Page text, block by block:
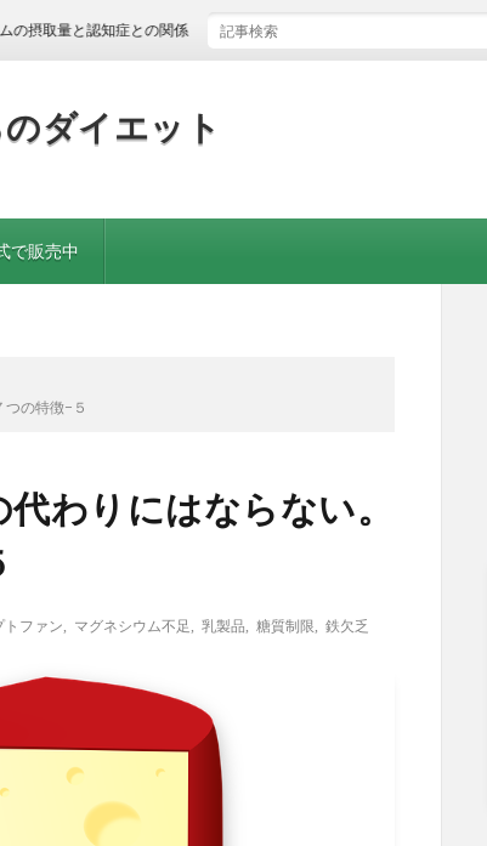
ダイエット
で販売中
と認知症との関係
の特徴−５
わりにはならない。
トファン マグネシウム不足 乳製品 糖質制限 鉄欠乏